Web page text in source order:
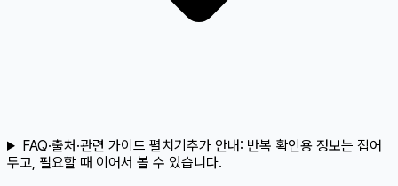
FAQ·출처·관련 가이드 펼치기추가 안내: 반복 확인용 정보는 접어
두고, 필요할 때 이어서 볼 수 있습니다.